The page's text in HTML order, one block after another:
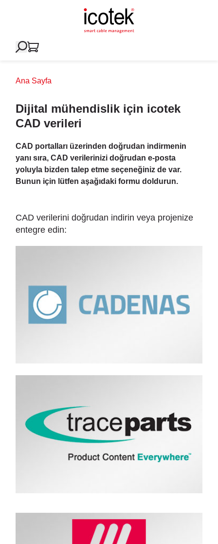
Ana Sayfa
Dijital mühendislik için icotek
CAD verileri
CAD portalları üzerinden doğrudan indirmenin
yanı sıra, CAD verilerinizi doğrudan e-posta
yoluyla bizden talep etme seçeneğiniz de var.
Bunun için lütfen aşağıdaki formu doldurun.
CAD verilerini doğrudan indirin veya projenize
entegre edin: